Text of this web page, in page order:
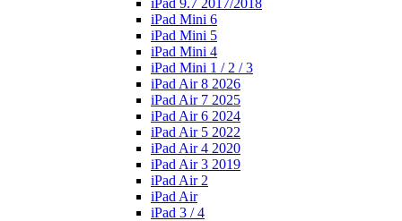
iPad 9.7 2017/2018
iPad Mini 6
iPad Mini 5
iPad Mini 4
iPad Mini 1 / 2 / 3
iPad Air 8 2026
iPad Air 7 2025
iPad Air 6 2024
iPad Air 5 2022
iPad Air 4 2020
iPad Air 3 2019
iPad Air 2
iPad Air
iPad 3 / 4